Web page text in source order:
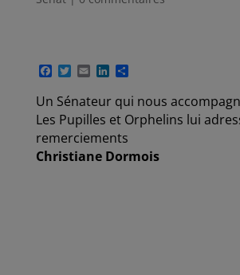
F
c
e
b
o
o
k
T
i
t
t
e
r
E
a
i
l
L
n
e
d
I
n
P
r
t
a
r
Un Sénateur qui nous
Les Pupilles et Orphelins lui
remerciements
Christiane Dormois